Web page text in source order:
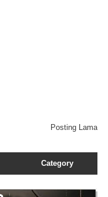
Posting Lama
Category